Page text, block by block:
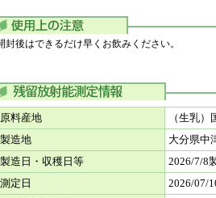
封後はできるだけ早くお飲みください。
原料産地
（生乳）
製造地
大分県中
製造日・収穫日等
2026/7/8
測定日
2026/07/